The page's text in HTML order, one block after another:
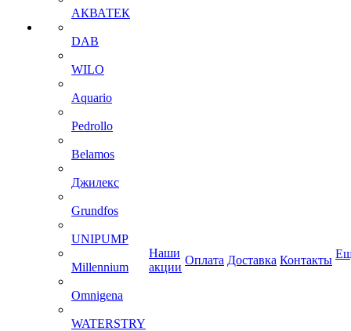
АКВАТЕК
DAB
WILO
Aquario
Pedrollo
Belamos
Джилекс
Grundfos
UNIPUMP
Millennium
Omnigena
WATERSTRY
Наши
акции
Оплата Доставка Контакты